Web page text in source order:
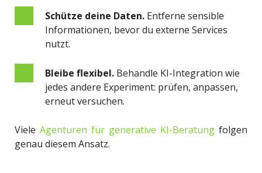
Schütze deine Daten. Entferne sensible
Informationen, bevor du externe Services
nutzt.
Bleibe flexibel. Behandle KI-Integration wie
jedes andere Experiment: prüfen, anpassen,
erneut versuchen.
Viele Agenturen für generative KI-Beratung folgen
genau diesem Ansatz.